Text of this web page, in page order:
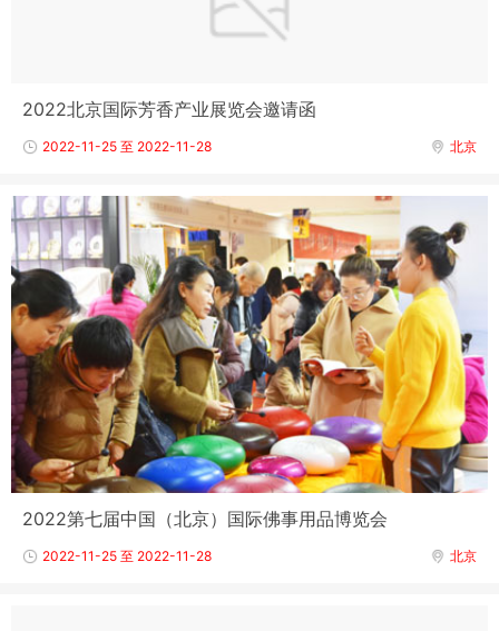
2022北京国际芳香产业展览会邀请函
北京
2022-11-25 至 2022-11-28
2022第七届中国（北京）国际佛事用品博览会
北京
2022-11-25 至 2022-11-28